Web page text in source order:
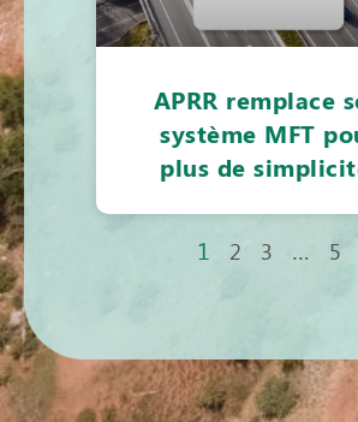
APRR remplace
système MFT
plus de
1 2 3 … 5